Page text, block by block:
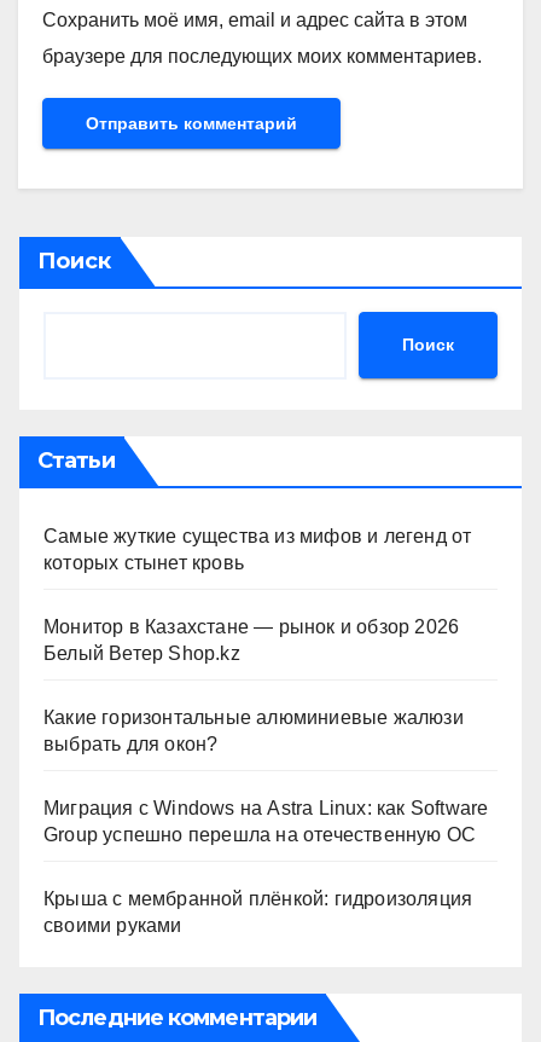
Сохранить моё имя, email и адрес сайта в этом
браузере для последующих моих комментариев.
Поиск
Поиск
Статьи
Самые жуткие существа из мифов и легенд от
которых стынет кровь
Монитор в Казахстане — рынок и обзор 2026
Белый Ветер Shop.kz
Какие горизонтальные алюминиевые жалюзи
выбрать для окон?
Миграция с Windows на Astra Linux: как Software
Group успешно перешла на отечественную ОС
Крыша с мембранной плёнкой: гидроизоляция
своими руками
Последние комментарии